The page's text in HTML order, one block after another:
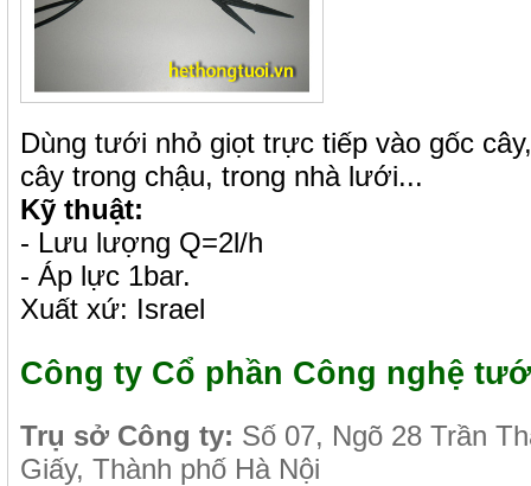
Dùng tưới nhỏ giọt trực tiếp vào gốc
cây trong chậu, trong nhà lưới...
Kỹ thuật:
- Lưu lượng Q=2l/h
- Áp lực 1bar.
Xuất xứ: Israel
Công ty Cổ phần Công nghệ
Trụ sở Công ty: Số 07, Ngõ 28 Trần
Giấy, Thành phố Hà Nội